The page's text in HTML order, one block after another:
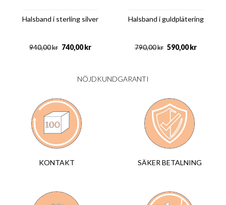
Halsband i sterling silver
kr
940,00 kr
740,00
Halsband i guldplätering
kr
790,00 kr
590,00
NÖJDKUNDGARANTI
KONTAKT SÄKER BETALNING